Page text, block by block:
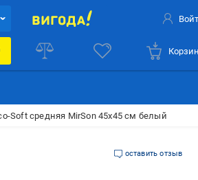
Soft средняя MirSon 45x45 см белый
оставить отзыв